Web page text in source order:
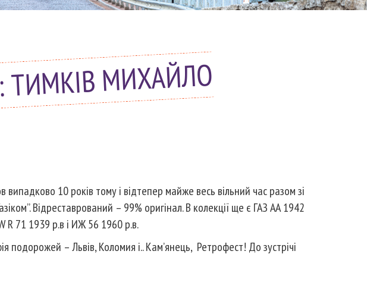
ТИМКІВ МИХАЙЛО
випадково 10 років тому і відтепер майже весь вільний час разом зі
Відреставрований – 99% оригінал. В колекції ще є ГАЗ АА 1942
R 71 1939 р.в і ИЖ 56 1960 р.в.
подорожей – Львів, Коломия і.. Кам’янець, Ретрофест! До зустрічі